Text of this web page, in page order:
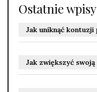
Ostatnie wpisy